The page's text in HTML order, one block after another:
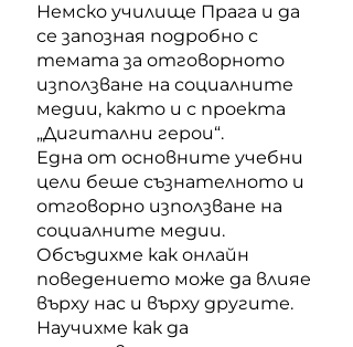
Немско училище Прага и да
се запозная подробно с
темата за отговорното
използване на социалните
медии, както и с проекта
„Дигитални герои“.
Една от основните учебни
цели беше съзнателното и
отговорно използване на
социалните медии.
Обсъдихме как онлайн
поведението може да влияе
върху нас и върху другите.
Научихме как да